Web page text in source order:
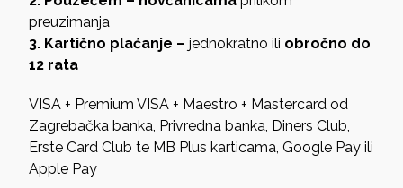
preuzimanja
3. Kartično plaćanje –jednokratno ili obročno do
12 rata
VISA + Premium VISA + Maestro + Mastercard od
Zagrebačka banka, Privredna banka, Diners Club,
Erste Card Club te MB Plus karticama, Google Pay ili
Apple Pay